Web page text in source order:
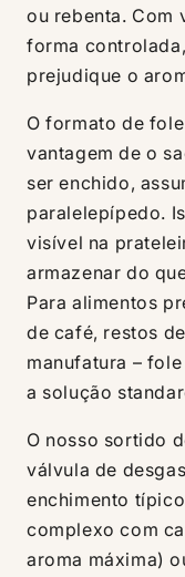
ou rebenta. Com
forma
prejudique o
O formato de
vantagem de o
ser enchido,
paralelepípedo.
visível na
armazenar do
Para alimentos
de café, restos
manufatura –
a solução
O nosso sortido
válvula de
enchimento
complexo com
aroma máxima)